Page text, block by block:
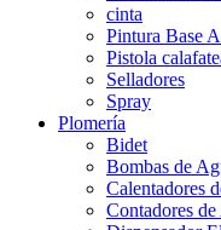
cinta
Pintura Base
Pistola
Selladores
Spray
Plomería
Bidet
Bombas de
Calentadores
Contadores